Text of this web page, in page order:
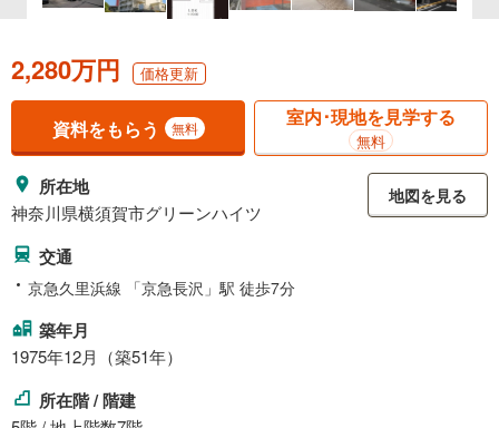
2,280万円 価格更新
資料をもらう 無料 室内･現地を見学する
無料
所在地
神奈川県横須賀市グリーンハイツ
地図を見る
交通
京急久里浜線 「京急長沢」駅 徒歩7分
築年月
1975年12月（築51年）
所在階 / 階建